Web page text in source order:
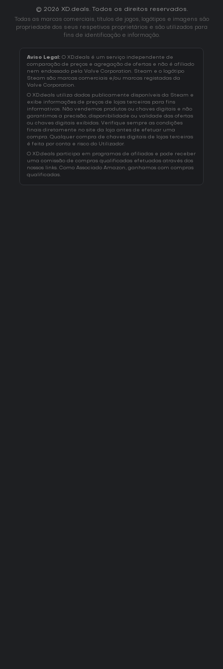
© 2026 XD.deals. Todos os direitos reservados.
Todas as marcas comerciais, títulos de jogos, logótipos e imagens são
propriedade dos seus respetivos proprietários e são utilizados para
fins de identificação e informação.
Aviso Legal: O XD.deals é um serviço independente de
comparação de preços e agregação de ofertas e não é afiliado
nem endossado pela Valve Corporation. Steam e o logótipo
Steam são marcas comerciais e/ou marcas registadas da
Valve Corporation.
O XD.deals utiliza dados publicamente disponíveis da Steam e
exibe informações de preços de lojas terceiras para fins
informativos. Não vendemos produtos ou chaves digitais e não
garantimos a precisão, disponibilidade ou validade das ofertas
ou chaves digitais exibidas. Verifique sempre as condições
finais diretamente no site da loja antes de efetuar uma
compra. Qualquer compra de chaves digitais de lojas terceiras
é feita por conta e risco do Utilizador.
O XD.deals participa em programas de afiliados e pode receber
uma comissão de compras qualificadas efetuadas através dos
nossos links. Como Associado Amazon, ganhamos com compras
qualificadas.